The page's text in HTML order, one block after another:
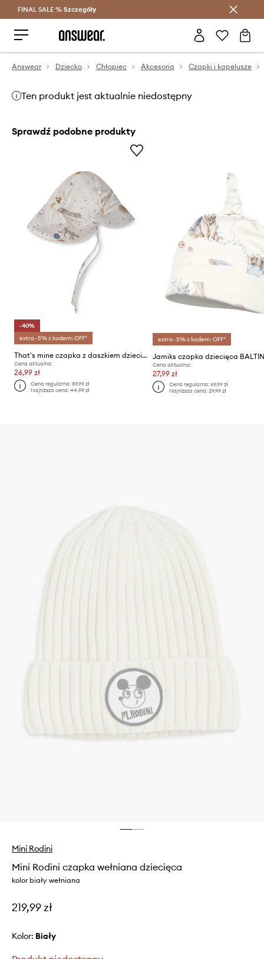
Oszczędzaj z Answear Club >
FINAL SALE % Szczegóły
Answear Dziecko Chłopiec Akcesoria Czapki i kapelusze
Ten produkt jest aktualnie niedostępny
Sprawdź podobne produkty
-40%
extra -5% z kodem: OFF*
That's mine czapka z daszkiem dziecięca
Cena aktualna:
26,99 zł
Cena regularna:89,99 zł
Najniższa cena:44,99 zł
extra -5% z kodem: OFF*
Jamiks czapka dziecięca
Cena aktualna:
27,99 zł
Cena regularna: 69,99 zł
Najniższa cena: 29,99 zł
Mini Rodini
Mini Rodini czapka wełniana dziecięca
kolor biały wełniana
219,99 zł
Kolor: biały